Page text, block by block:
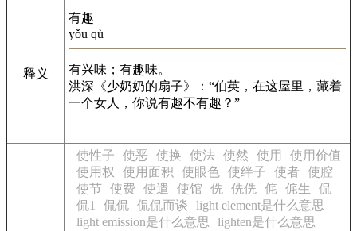
释义
有趣
yǒu qù
有兴味；有趣味。
洪深《少奶奶的扇子》：“伯英，在这屋里，藏着
一个女人，你说有趣不有趣？”
使性子 使恶 使换 使法 使然 使用
使用价值
使用权
使用面积 使眼色 使绊子 使者
使腔
使节 使费 使遣 使馆 侁 侁侁 侂 侂生
侃
侃1
侃侃 侃侃而谈
light element是什么意思
light emission是什么意思
lighten是什么意思